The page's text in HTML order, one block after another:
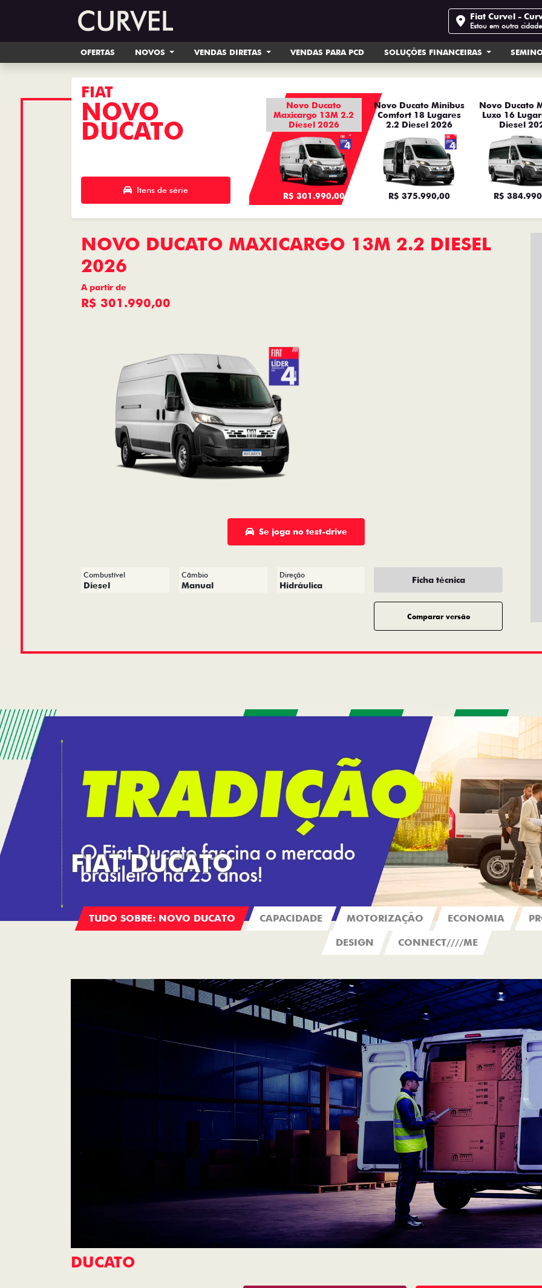
Fiat Curvel -
Estou em outra cidade
OFERTAS NOVOS VENDAS DIRETAS VENDAS PARA PCD SOLUÇÕES FINANCEIRAS
FIAT
NOVO
DUCATO
Itens de série
Novo Ducato
Maxicargo 13M 2.2
Diesel 2026
R$ 301.990,00
Novo Ducato Minibus
Comfort 18 Lugares
2.2 Diesel 2026
R$ 375.990,00
Novo Ducato
Luxo 16
Diesel
R$
NOVO DUCATO MAXICARGO 13M 2.2 DIESEL
2026
A partir de
R$ 301.990,00
Se joga no test-drive
Combustível
Diesel
Câmbio
Manual
Direção
Hidráulica
Ficha técnica
Comparar versão
FIAT DUCATO
TUDO SOBRE: NOVO DUCATO CAPACIDADE MOTORIZAÇÃO ECONOMIA
DESIGN CONNECT////ME
DUCATO